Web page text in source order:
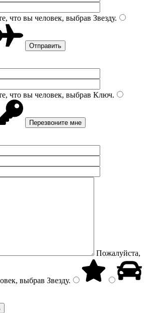
что вы человек, выбрав Звезду.
что вы человек, выбрав Ключ.
Пожалуйста,
выбрав Звезду.